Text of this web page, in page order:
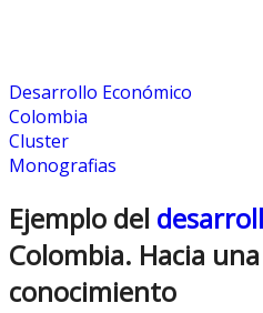
Desarrollo Económico
Colombia
Cluster
Monografias
Ejemplo del
Colombia. Hacia una
conocimiento